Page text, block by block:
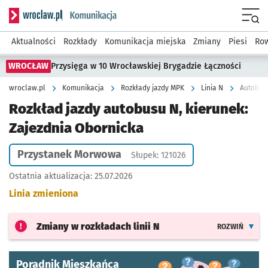
Serwis informacyjny wroclaw.pl podserwis: Komunikacja
Aktualności Rozkłady Komunikacja miejska Zmiany Piesi
WROCŁAW Przysięga w 10 Wrocławskiej Brygadzie Łączności
wroclaw.pl Komunikacja Rozkłady jazdy MPK Linia N
Rozkład jazdy autobusu N, kierunek:
Zajezdnia Obornicka
Przystanek Morwowa Słupek: 121026
Ostatnia aktualizacja: 25.07.2026
Linia zmieniona
Zmiany w rozkładach linii N ROZWIŃ
Poradnik Mieszkańca